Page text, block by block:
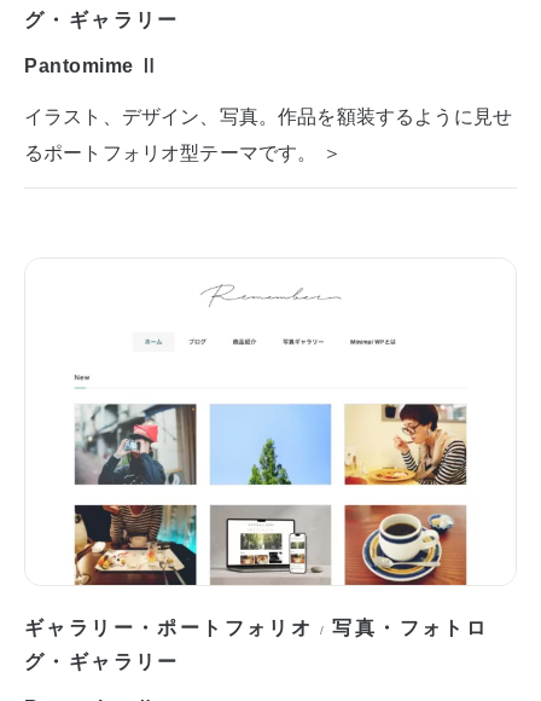
グ・ギャラリー
Pantomime Ⅱ
イラスト、デザイン、写真。作品を額装するように見せ
るポートフォリオ型テーマです。 ＞
ギャラリー・ポートフォリオ /写真・フォトロ
グ・ギャラリー